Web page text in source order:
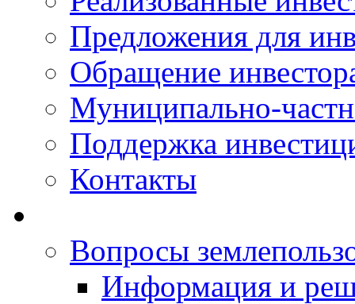
Предложения для
Обращение
Муниципально-
Поддержка
Контакты
Вопросы
Информация и